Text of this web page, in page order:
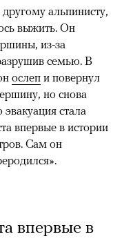
альпинисту,
выжить. Он
из-за
семью. В
ослеп и повернул
но снова
стала
впервые в истории
Сам он
впервые в